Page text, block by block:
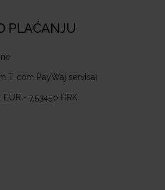
PLAĆANJU
T-com PayWaj servisa)
= 7,53450 HRK